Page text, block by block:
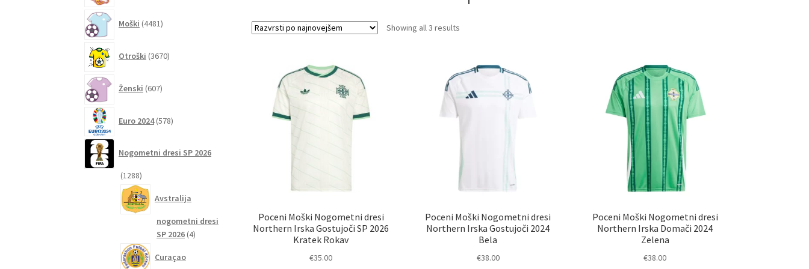
Showing all 3 resultsSorted
Poceni Moški Nogometni dresi
Northern Irska Gostujoči SP 2026
Kratek Rokav
€35.00
Poceni Moški Nogometni dresi
Northern Irska Gostujoči 2024
Bela
€38.00
Poceni Moški Nogometni dresi
Northern Irska Domači 2024
Zelena
€38.00
Moški 4481izdelkov
Otroški 3670izdelkov
Ženski 607izdelkov
Euro 2024 578izdelkov
Nogometni dresi SP 2026
12881288
izdelkov
Avstralija
nogometni dresi
SP 2026 44
Curaçao